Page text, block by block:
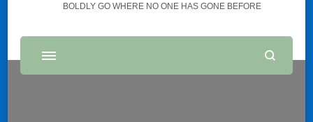
BOLDLY GO WHERE NO ONE HAS GONE BEFORE